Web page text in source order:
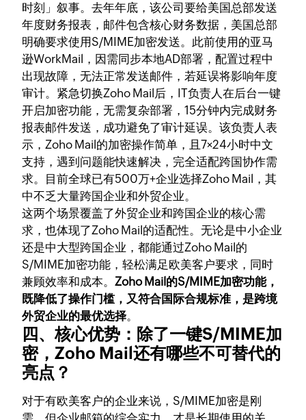
时刻」叙事。去年年底，该公司要给美国总部发送
年度财务报表，邮件包含核心财务数据，美国总部
明确要求使用S/MIME加密发送。此前使用的亚马
逊WorkMail，因需同步本地AD部署，配置过程中
出现故障，无法正常发送邮件，若延误将影响年度
审计。紧急切换Zoho Mail后，IT负责人在后台一键
开启加密功能，无需复杂部署，15分钟内完成财务
报表邮件发送，成功避免了审计延误。该负责人表
示，Zoho Mail的加密操作简单，且7×24小时中文
支持，遇到问题能快速解决，完全适配跨国协作需
求。目前全球已有500万+企业选择Zoho Mail，其
中不乏大量跨国企业和外贸企业。
这两个场景覆盖了外贸企业和跨国企业的核心需
求，也体现了Zoho Mail的适配性。无论是中小企业
还是中大型跨国企业，都能通过Zoho Mail的
S/MIME加密功能，轻松满足欧美客户要求，同时
兼顾效率和成本。Zoho Mail的S/MIME加密功能，
既降低了操作门槛，又符合国际合规标准，是跨境
外贸企业的最优选择。
四、核心优势：除了一键S/MIME加
密，Zoho Mail还有哪些不可替代的
亮点？
对于有欧美客户的企业来说，S/MIME加密是刚